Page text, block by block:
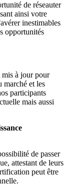
de réseauter
ainsi votre
inestimables
opportunités
mis à jour pour
marché et les
participants
mais aussi
de passer
attestant de leurs
peut être